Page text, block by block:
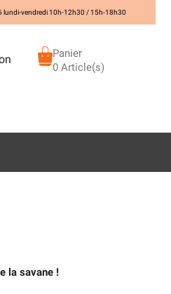
lundi-vendredi 10h-12h30 / 15h-18h30
Panier
0 Article(s)
la savane !